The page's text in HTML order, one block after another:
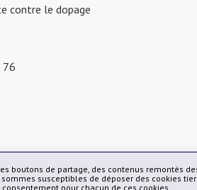
boutons de partage, des contenus remontés
susceptibles de déposer des cookies
pour chacun de ces cookies.
contre le dopage
76